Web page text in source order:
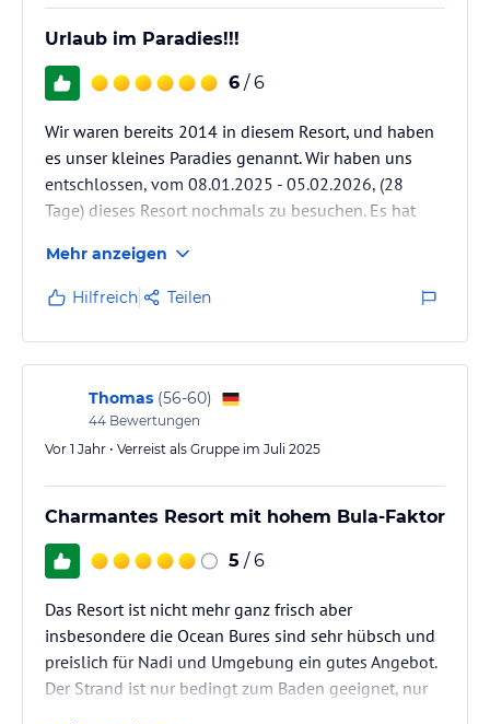
Urlaub im Paradies!!!
6 / 6
Wir waren bereits 2014 in diesem Resort, und haben
es unser kleines Paradies genannt. Wir haben uns
entschlossen, vom 08.01.2025 - 05.02.2026, (28
Tage) dieses Resort nochmals zu besuchen. Es hat
Hilfsbereitschaft, ist immer noch vorhanden (auch ein
Teil des damaligen Personals), die tollen Feuertänze,
Kriegershows und Kava Abende werden immer noch
aufgeführt. Das Essen ist hervorragend, hat man
einen Wunsch wird dieser umgehend erfüllt. Wir
möchten keinen…
Mehr anzeigen
Hilfreich Teilen
Thomas (56-60)
44 Bewertungen
Vor 1 Jahr • Verreist als Gruppe im Juli 2025
Charmantes Resort mit hohem Bula-Faktor
5 / 6
Das Resort ist nicht mehr ganz frisch aber
insbesondere die Ocean Bures sind sehr hübsch und
preislich für Nadi und Umgebung ein gutes Angebot.
Der Strand ist nur bedingt zum Baden geeignet, nur